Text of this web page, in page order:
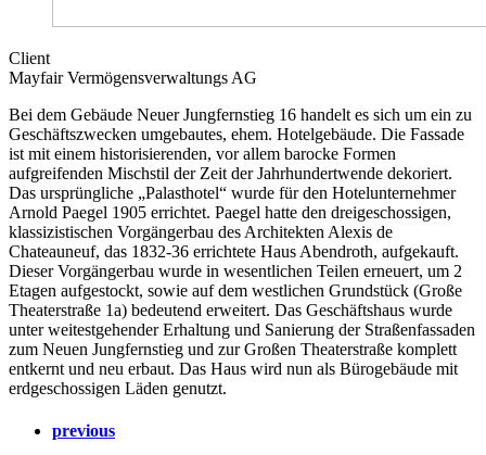
Client
Mayfair Vermögensverwaltungs AG
Bei dem Gebäude Neuer Jungfernstieg 16 handelt es sich um ein zu
Geschäftszwecken umgebautes, ehem. Hotelgebäude. Die Fassade
ist mit einem historisierenden, vor allem barocke Formen
aufgreifenden Mischstil der Zeit der Jahrhundertwende dekoriert.
Das ursprüngliche „Palasthotel“ wurde für den Hotelunternehmer
Arnold Paegel 1905 errichtet. Paegel hatte den dreigeschossigen,
klassizistischen Vorgängerbau des Architekten Alexis de
Chateauneuf, das 1832-36 errichtete Haus Abendroth, aufgekauft.
Dieser Vorgängerbau wurde in wesentlichen Teilen erneuert, um 2
Etagen aufgestockt, sowie auf dem westlichen Grundstück (Große
Theaterstraße 1a) bedeutend erweitert. Das Geschäftshaus wurde
unter weitestgehender Erhaltung und Sanierung der Straßenfassaden
zum Neuen Jungfernstieg und zur Großen Theaterstraße komplett
entkernt und neu erbaut. Das Haus wird nun als Bürogebäude mit
erdgeschossigen Läden genutzt.
previous